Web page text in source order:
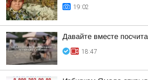
19:02
Давайте вместе
18:47